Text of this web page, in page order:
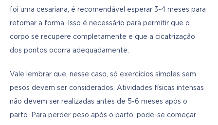
foi uma cesariana, é recomendável esperar 3-4 meses para
retomar a forma. Isso é necessário para permitir que o
corpo se recupere completamente e que a cicatrização
dos pontos ocorra adequadamente.
Vale lembrar que, nesse caso, só exercícios simples sem
pesos devem ser considerados. Atividades físicas intensas
não devem ser realizadas antes de 5-6 meses após o
parto. Para perder peso após o parto, pode-se começar